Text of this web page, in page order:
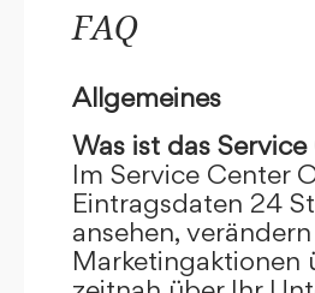
FAQ
Allgemeines
Was ist das
Im Service Center
Eintragsdaten 24
ansehen,
Marketingaktionen